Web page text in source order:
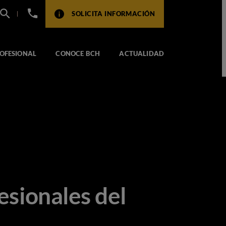
+34
SOLICITA INFORMACIÓN
CONOCE BCH ACTUALIDAD
del